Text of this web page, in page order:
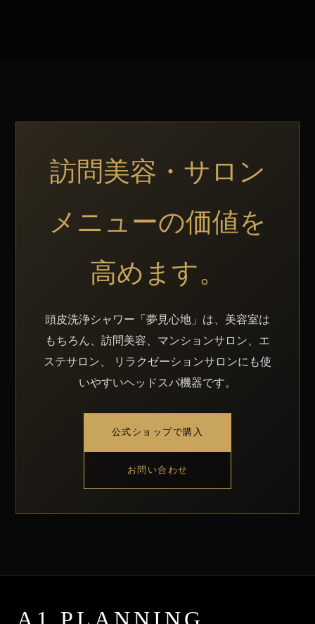
訪問美容・サロン
メニューの価値を
高めます。
頭皮洗浄シャワー「夢見心地」は、美容室は
もちろん、訪問美容、マンションサロン、エ
ステサロン、 リラクゼーションサロンにも使
いやすいヘッドスパ機器です。
公式ショップで購入
お問い合わせ
A1 PLANNING